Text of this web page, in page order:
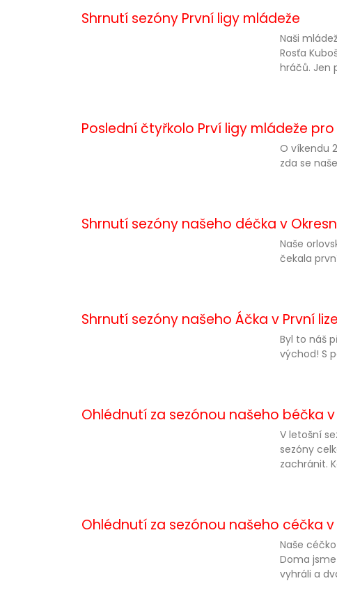
Shrnutí sezóny První ligy mládeže
Naši
Rosťa
hráčů. Jen
Poslední čtyřkolo Prví ligy mládeže
O víkendu
zda se
Shrnutí sezóny našeho déčka v
Naše
čekala
Shrnutí sezóny našeho Áčka v První
Byl to náš
východ! S
Ohlédnutí za sezónou našeho béčka v
V letošní
sezóny
zachránit.
Ohlédnutí za sezónou našeho céčka
Naše
Doma
vyhráli a